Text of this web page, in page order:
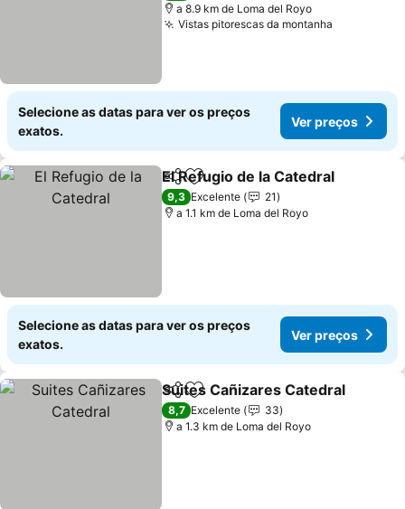
a 8.9 km de Loma del Royo
Vistas pitorescas da montanha
Selecione as datas para ver os preços
exatos.
Ver preços
PartilharAdicionar aos favoritos
El Refugio de la Catedral
9,3 Excelente
21
a 1.1 km de Loma del Royo
Selecione as datas para ver os preços
exatos.
Ver preços
PartilharAdicionar aos favoritos
Suites Cañizares Catedral
8,7 Excelente
33
a 1.3 km de Loma del Royo